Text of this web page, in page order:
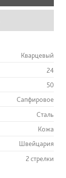
Кварцевый
24
50
Сапфировое
Сталь
Кожа
Швейцария
2 стрелки